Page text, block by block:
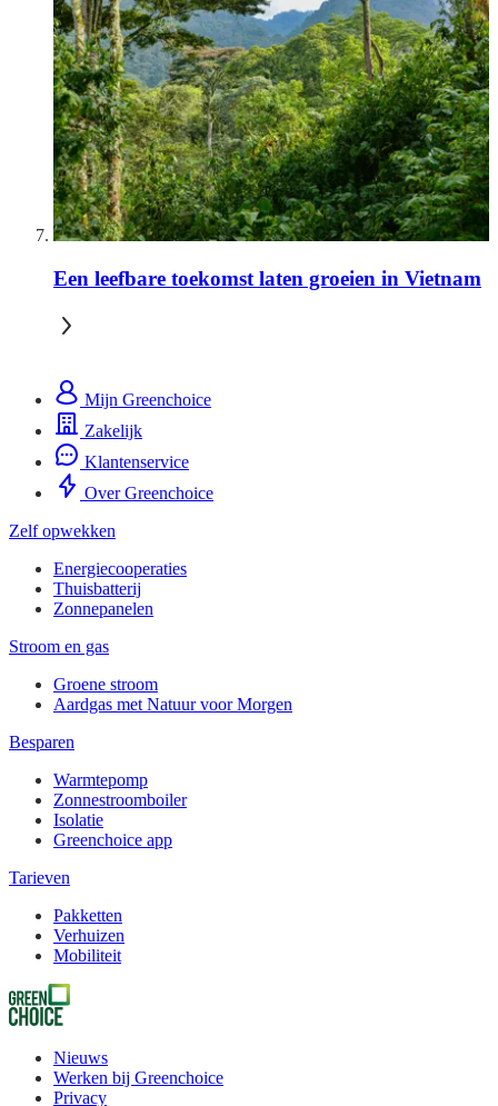
Een leefbare toekomst laten groeien in Vietnam
Mijn Greenchoice
Zakelijk
Klantenservice
Over Greenchoice
Zelf opwekken
Energiecooperaties
Thuisbatterij
Zonnepanelen
Stroom en gas
Groene stroom
Aardgas met Natuur voor Morgen
Besparen
Warmtepomp
Zonnestroomboiler
Isolatie
Greenchoice app
Tarieven
Pakketten
Verhuizen
Mobiliteit
Nieuws
Werken bij Greenchoice
Privacy